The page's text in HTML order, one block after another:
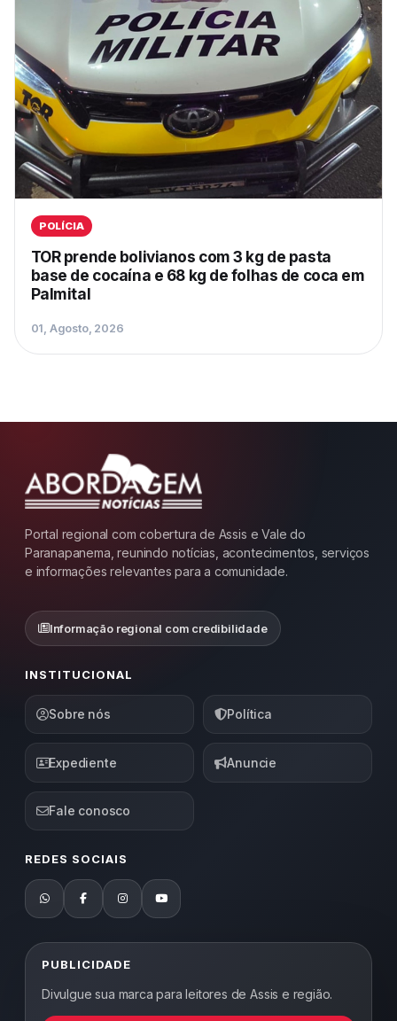
POLÍCIA
TOR prende bolivianos com 3 kg de pasta
base de cocaína e 68 kg de folhas de coca em
Palmital
01, Agosto, 2026
Portal regional com cobertura de Assis e Vale do
Paranapanema, reunindo notícias, acontecimentos, serviços
e informações relevantes para a comunidade.
Informação regional com credibilidade
INSTITUCIONAL
Sobre nós Política
Expediente Anuncie
Fale conosco
REDES SOCIAIS
PUBLICIDADE
Divulgue sua marca para leitores de Assis e região.